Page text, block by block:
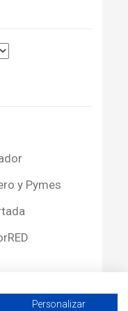
y Pymes
Personalizar